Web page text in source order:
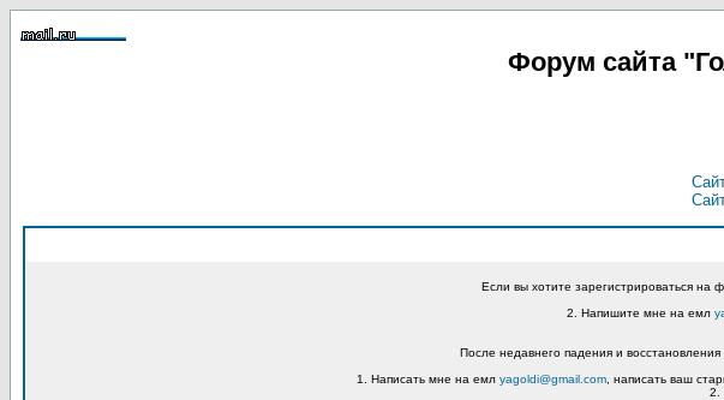
Форум сайта
Если вы хотите зарегистрироваться на
2. Напишите мне на емл
После недавнего падения и
1. Написать мне на емл yagoldi@gmail.com , написать ваш
2.